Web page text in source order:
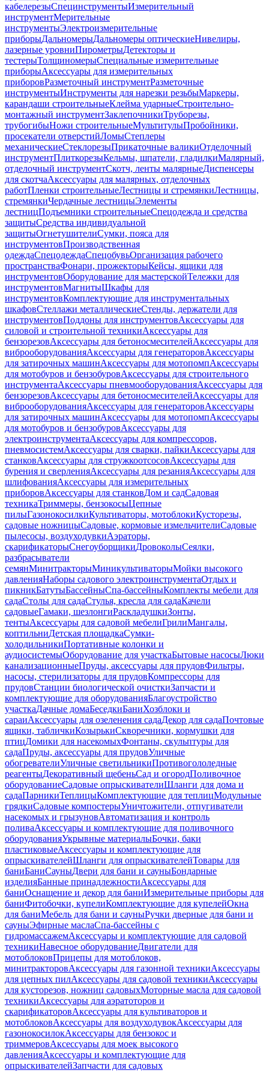
кабелерезыСпецинструментыИзмерительный
инструментМерительные
инструментыЭлектроизмерительные
приборыДальномерыДальномеры оптическиеНивелиры,
лазерные уровниПирометрыДетекторы и
тестерыТолщиномерыСпециальные измерительные
приборыАксессуары для измерительных
приборовРазметочный инструментРазметочные
инструментыИнструменты для нарезки резьбыМаркеры,
карандаши строительныеКлейма ударныеСтроительно-
монтажный инструментЗаклепочникиТруборезы,
трубогибыНожи строительныеМультитулыПробойники,
просекатели отверстийЛомыСтеплеры
механическиеСтеклорезыПрикаточные валикиОтделочный
инструментПлиткорезыКельмы, шпатели, гладилкиМалярный,
отделочный инструментСкотч, ленты малярныеДиспенсеры
для скотчаАксессуары для малярных, отделочных
работПленки строительныеЛестницы и стремянкиЛестницы,
стремянкиЧердачные лестницыЭлементы
лестницПодъемники строительныеСпецодежда и средства
защитыСредства индивидуальной
защитыОгнетушителиСумки, пояса для
инструментовПроизводственная
одеждаСпецодеждаСпецобувьОрганизация рабочего
пространстваФонари, прожекторыКейсы, ящики для
инструментовОборудование для мастерскойТележки для
инструментовМагнитыШкафы для
инструментовКомплектующие для инструментальных
шкафовСтеллажи металлическиеСтенды, держатели для
инструментовПоддоны для инструментовАксессуары для
силовой и строительной техникиАксессуары для
бензорезовАксессуары для бетоносмесителейАксессуары для
виброоборудованияАксессуары для генераторовАксессуары
для затирочных машинАксессуары для мотопомпАксессуары
для мотобуров и бензобуровАксессуары для строительного
инструментаАксессуары пневмооборудованияАксессуары для
бензорезовАксессуары для бетоносмесителейАксессуары для
виброоборудованияАксессуары для генераторовАксессуары
для затирочных машинАксессуары для мотопомпАксессуары
для мотобуров и бензобуровАксессуары для
электроинструментаАксессуары для компрессоров,
пневмосистемАксессуары для сварки, пайкиАксессуары для
станковАксессуары для стружкоотсосовАксессуары для
бурения и сверленияАксессуары для резанияАксессуары для
шлифованияАксессуары для измерительных
приборовАксессуары для станковДом и садСадовая
техникаТриммеры, бензокосыЦепные
пилыГазонокосилкиКультиваторы, мотоблокиКусторезы,
садовые ножницыСадовые, кормовые измельчителиСадовые
пылесосы, воздуходувкиАэраторы,
скарификаторыСнегоуборщикиДровоколыСеялки,
разбрасыватели
семянМинитракторыМиникультиваторыМойки высокого
давленияНаборы садового электроинструментаОтдых и
пикникБатутыБассейныСпа-бассейныКомплекты мебели для
садаСтолы для садаСтулья, кресла для садаКачели
садовыеГамаки, шезлонгиРаскладушкиЗонты,
тентыАксессуары для садовой мебелиГрилиМангалы,
коптильниДетская площадкаСумки-
холодильникиПортативные колонки и
аудиосистемыОборудование для участкаБытовые насосыЛюки
канализационныеПруды, аксессуары для прудовФильтры,
насосы, стерилизаторы для прудовКомпрессоры для
прудовСтанции биологической очисткиЗапчасти и
комплектующие для оборудованияБлагоустройство
участкаДачные домаБеседкиБаниХозблоки и
сараиАксессуары для озеленения садаДекор для садаПочтовые
ящики, табличкиКозырькиСкворечники, кормушки для
птицДомики для насекомыхФонтаны, скульптуры для
садаПруды, аксессуары для прудовУличные
обогревателиУличные светильникиПротивогололедные
реагентыДекоративный щебеньСад и огородПоливочное
оборудованиеСадовые опрыскивателиШланги для дома и
садаПарникиТеплицыКомплектующие для теплицМодульные
грядкиСадовые компостерыУничтожители, отпугиватели
насекомых и грызуновАвтоматизация и контроль
поливаАксессуары и комплектующие для поливочного
оборудованияУкрывные материалыБочки, баки
пластиковыеАксессуары и комплектующие для
опрыскивателейШланги для опрыскивателейТовары для
баниБаниСауныДвери для бани и сауныБондарные
изделияБанные принадлежностиАксессуары для
баниОснащение и декор для баниИзмерительные приборы для
баниФитобочки, купелиКомплектующие для купелейОкна
для баниМебель для бани и сауныРучки дверные для бани и
сауныЭфирные маслаСпа-бассейны с
гидромассажемАксессуары и комплектующие для садовой
техникиНавесное оборудованиеДвигатели для
мотоблоковПрицепы для мотоблоков,
минитракторовАксессуары для газонной техникиАксессуары
для цепных пилАксессуары для садовой техникиАксессуары
для кусторезов, ножниц садовыхМоторные масла для садовой
техникиАксессуары для аэратоторов и
скарификаторовАксессуары для культиваторов и
мотоблоковАксессуары для воздуходувокАксессуары для
газонокосилокАксессуары для бензокос и
триммеровАксессуары для моек высокого
давленияАксессуары и комплектующие для
опрыскивателейЗапчасти для садовых